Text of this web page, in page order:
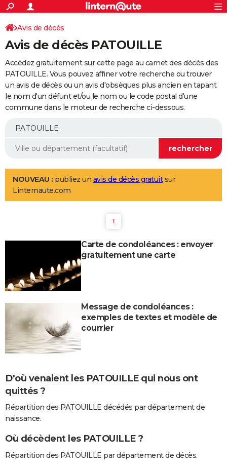
ACTUALITÉS
Politique
Société
Faits Divers
Education
Monde
Villes
+
SPORT
Coupe du monde 2026
Football
Tennis
Cyclisme
Rugby
Forum
Programme TV
TNT
Streaming
Cinéma
Sorties cinéma
Musique
+
FINANCE
Impôts
Immobilier
Risques naturels par ville
Banque
Assurance
Crédit
AUTO
Essais
Réserver un essai
Citadines
Berlines
SUV
Forum auto
+
Mobiles
Meilleur smartphone
Internet
Ordinateurs
Jeux vidéo
Guide high-tech
Aménagement intérieur
LIFESTYLE
Art de vivre
Bien-être
Loisirs
Mode
Modes de vie
PHOTO
BONS PLANS
Carte de Noël
Carte Bonne année
Carte Saint-Valentin
Carte Pâques
Carte d'anniversaire
DICTIONNAIRE
Dictionnaire
Biographies
Citations
Expressions
Proverbes
PROGRAMME TV
S'inscrire
Se connecter
Lycées
Collèges
Primaires
Universités
Entreprises
Service militaire
Avis de recherche
AVIS DE DÉCÈS
FORUM
Bricolage
Lifestyle
Culture
Sport
Auto
Television
Voyage
Cinema
Avis de décès
Avis de décès PATOUILLE
Accédez gratuitement sur cette page au carnet des décès des
PATOUILLE. Vous pouvez affiner votre recherche ou trouver
un avis de décès ou un avis d'obsèques plus ancien en tapant
le nom d'un défunt et/ou le nom ou le code postal d'une
commune dans le moteur de recherche ci-dessous.
NOUVEAU : publiez un avis de décès gratuitsur
Linternaute.com
1
Carte de condoléances : envoyer
gratuitement une carte
Message de condoléances :
exemples de textes et modèle de
courrier
D'où venaient les PATOUILLE qui nous ont
quittés ?
Répartition des PATOUILLE décédés par département de
naissance.
Où décèdent les PATOUILLE ?
Répartition des PATOUILLE par département de décès.